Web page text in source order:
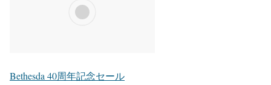
Bethesda 40周年記念セール